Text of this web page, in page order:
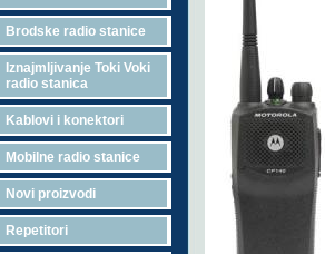
Brodske radio stanice
Iznajmljivanje Toki Voki
radio stanica
Kablovi i konektori
Mobilne radio stanice
Novi proizvodi
Repetitori